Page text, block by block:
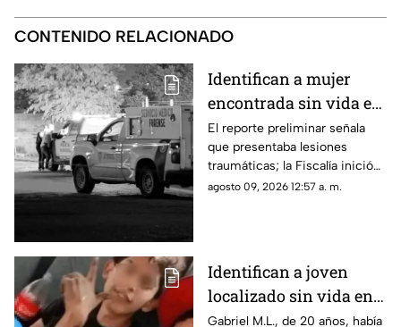
CONTENIDO RELACIONADO
Identifican a mujer
encontrada sin vida en
la colonia Valles de
Chihuahua
El reporte preliminar señala
que presentaba lesiones
traumáticas; la Fiscalía inició
las investigaciones para
agosto 09, 2026 12:57 a. m.
Identifican a joven
localizado sin vida en
Ciudad Juárez; había
Gabriel M.L., de 20 años, había